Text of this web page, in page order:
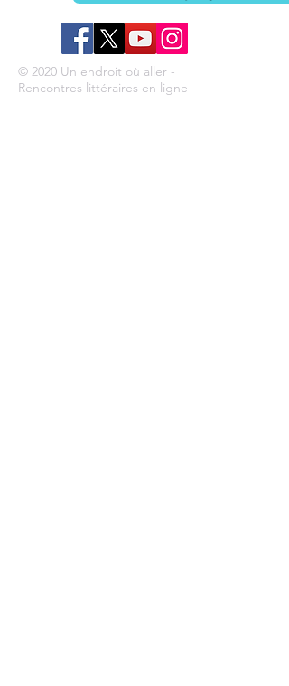
© 2020 Un endroit où aller -
Rencontres littéraires en ligne